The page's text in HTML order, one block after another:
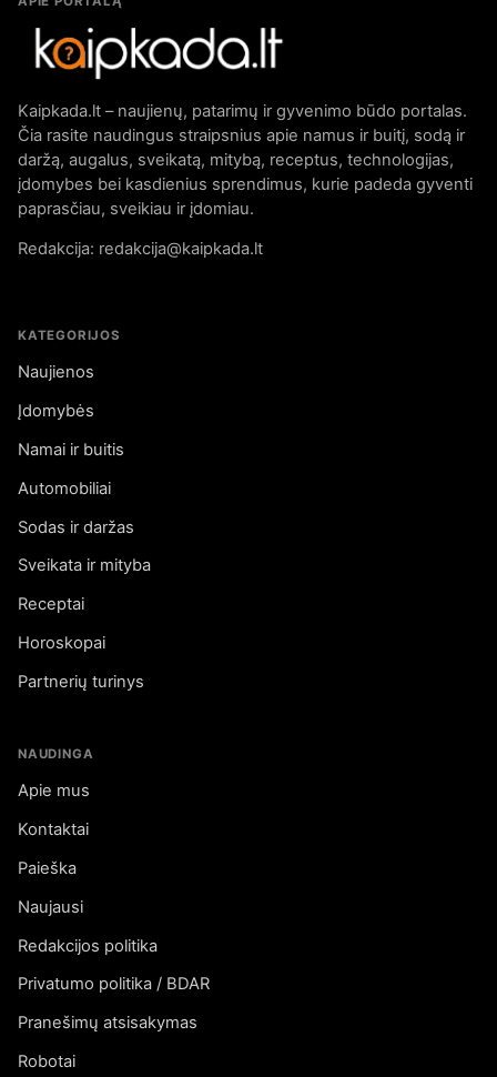
Kaipkada.lt – naujienų, patarimų ir gyvenimo būdo portalas.
Čia rasite naudingus straipsnius apie namus ir buitį, sodą ir
daržą, augalus, sveikatą, mitybą, receptus, technologijas,
įdomybes bei kasdienius sprendimus, kurie padeda gyventi
paprasčiau, sveikiau ir įdomiau.
Redakcija: redakcija@kaipkada.lt
KATEGORIJOS
Naujienos
Įdomybės
Namai ir buitis
Automobiliai
Sodas ir daržas
Sveikata ir mityba
Receptai
Horoskopai
Partnerių turinys
NAUDINGA
Apie mus
Kontaktai
Paieška
Naujausi
Redakcijos politika
Privatumo politika / BDAR
Pranešimų atsisakymas
Robotai